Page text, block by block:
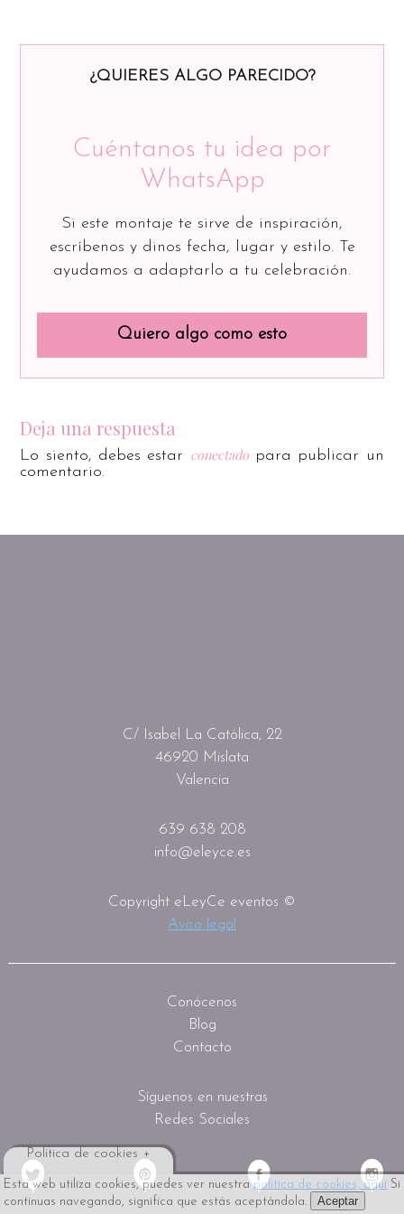
Esta web utiliza cookies, puedes ver nuestrapolítica de cookies, aquí Si
continuas navegando, significa que estás aceptándola.
Aceptar
Política de cookies +
¿QUIERES ALGO PARECIDO?
Cuéntanos tu idea por
WhatsApp
Si este montaje te sirve de inspiración,
escríbenos y dinos fecha, lugar y estilo. Te
ayudamos a adaptarlo a tu celebración.
Quiero algo como esto
Deja una respuesta
Lo siento, debes estar conectadopara publicar un
comentario.
C/ Isabel La Católica, 22
46920 Mislata
Valencia
639 638 208
info@eleyce.es
Copyright eLeyCe eventos ©
Aviso legal
Conócenos
Blog
Contacto
Síguenos en nuestras
Redes Sociales